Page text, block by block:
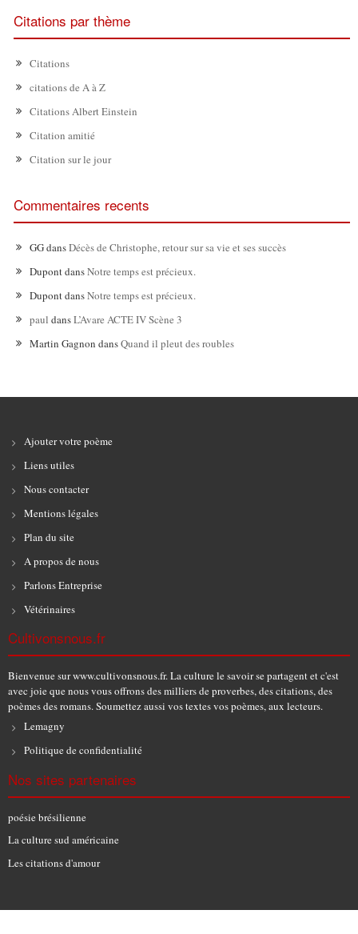
Citations par thème
Citations
citations de A à Z
Citations Albert Einstein
Citation amitié
Citation sur le jour
Commentaires recents
GGdansDécès de Christophe, retour sur sa vie et ses succès
DupontdansNotre temps est précieux.
DupontdansNotre temps est précieux.
paul dansL’Avare ACTE IV Scène 3
Martin Gagnon dansQuand il pleut des roubles
Ajouter votre poème
Liens utiles
Nous contacter
Mentions légales
Plan du site
A propos de nous
Parlons Entreprise
Vétérinaires
Cultivonsnous.fr
Bienvenue sur www.cultivonsnous.fr. La culture le savoir se partagent et c'est
avec joie que nous vous offrons des milliers de proverbes, des citations, des
poèmes des romans. Soumettez aussi vos textes vos poèmes, aux lecteurs.
Lemagny
Politique de confidentialité
Nos sites partenaires
poésie brésilienne
La culture sud américaine
Les citations d'amour